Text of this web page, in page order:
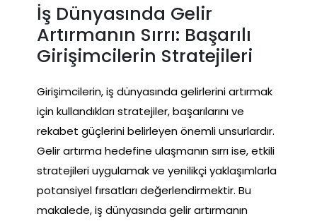
İş Dünyasında Gelir
Artırmanın Sırrı: Başarılı
Girişimcilerin Stratejileri
Girişimcilerin, iş dünyasında gelirlerini artırmak
için kullandıkları stratejiler, başarılarını ve
rekabet güçlerini belirleyen önemli unsurlardır.
Gelir artırma hedefine ulaşmanın sırrı ise, etkili
stratejileri uygulamak ve yenilikçi yaklaşımlarla
potansiyel fırsatları değerlendirmektir. Bu
makalede, iş dünyasında gelir artırmanın